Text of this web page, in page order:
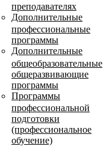
преподавателях
Дополнительные
профессиональные
программы
Дополнительные
общеобразовательные
общеразвивающие
программы
Программы
профессиональной
подготовки
(профессиональное
обучение)